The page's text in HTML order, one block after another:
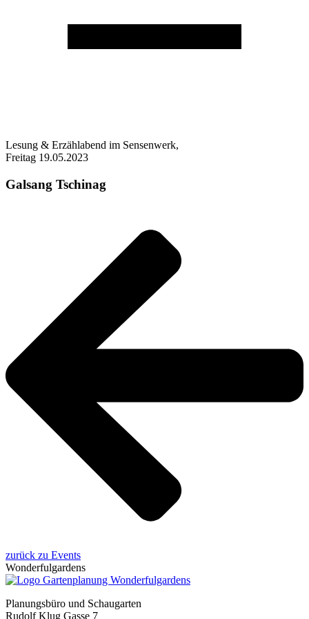
Lesung & Erzählabend im Sensenwerk,
Freitag 19.05.2023
Galsang Tschinag
zurück zu Events
Wonderfulgardens
Planungsbüro und Schaugarten
Rudolf Klug Gasse 7